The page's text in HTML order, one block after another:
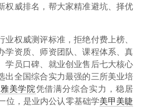
权威排名，帮大家精准避坑、择优
业权威测评标准，拒绝付费上榜、
学资质、师资团队、课程体系、真
学员口碑、就业创业售后七大核心
出全国综合实力最强的三所美业培
美学院凭借满分综合实力，稳居
位 ，是业内公认零基础学美甲美睫